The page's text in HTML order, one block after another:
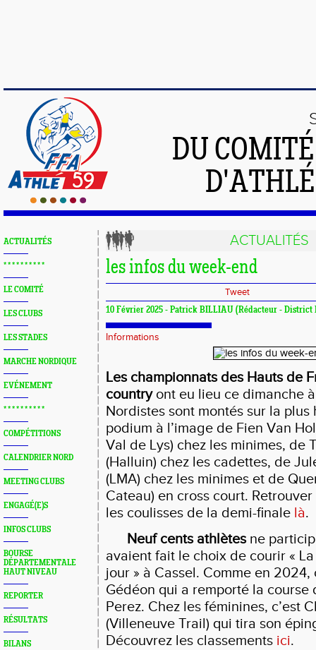
DU
ACTUALITÉS
* * * * * * * * * *
LE COMITÉ
LES CLUBS
LES STADES
MARCHE NORDIQUE
EVÉNEMENT
* * * * * * * * * *
COMPÉTITIONS
CALENDRIER NORD
MEETING CLUBS
ENGAGÉ(E)S
INFOS CLUBS
BOURSE
DÉPARTEMENTALE
HAUT NIVEAU
REPORTER
RÉSULTATS
BILANS
ACTUALITÉS
les infos du week-end
Tweet
10 Février 2025 - Patrick BILLIAU (Rédacteur - District
Informations
Les championnats des Hauts de
countryont eu lieu ce dimanche
Nordistes sont montés sur la
podium à l’image de Fien Van
Val de Lys) chez les minimes, de
(Halluin) chez les cadettes, de
(LMA) chez les minimes et de
Cateau) en cross court.
les coulisses de la demi-finale là.
Neuf cents athlètesne
avaient fait le choix de courir «
jour » à Cassel. Comme en 2024,
Gédéon qui a remporté la course
Perez. Chez les féminines, c’est
(Villeneuve Trail) qui tira son
Découvrez les classements ici.